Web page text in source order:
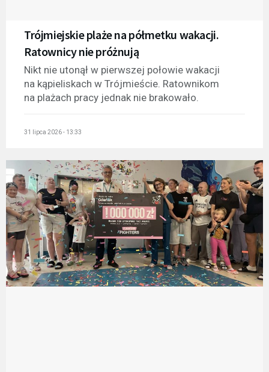
Trójmiejskie plaże na półmetku wakacji.
Ratownicy nie próżnują
Nikt nie utonął w pierwszej połowie wakacji
na kąpieliskach w Trójmieście. Ratownikom
na plażach pracy jednak nie brakowało.
31 lipca 2026 - 13:33